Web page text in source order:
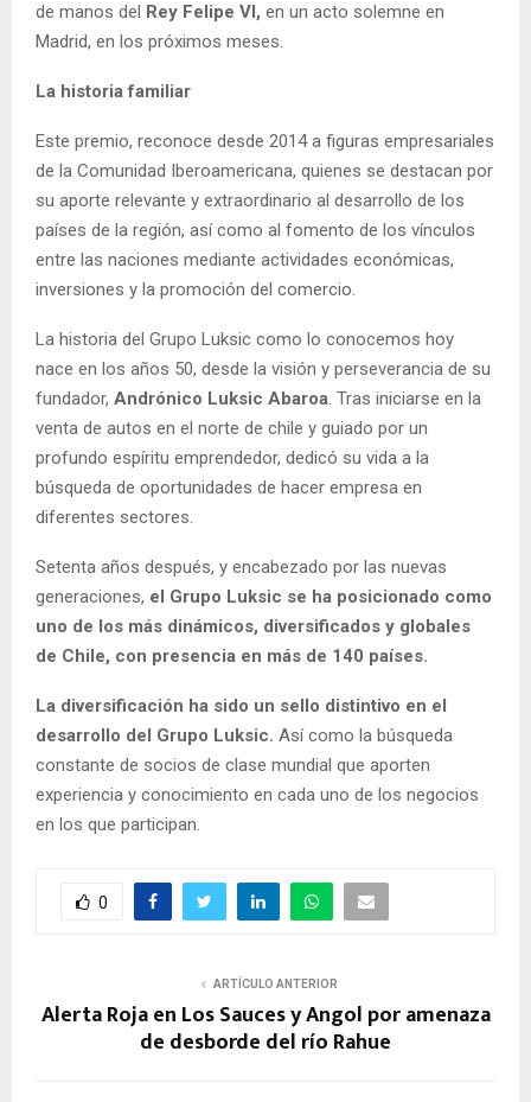
de manos del Rey Felipe VI, en un acto solemne en
Madrid, en los próximos meses.
La historia familiar
Este premio, reconoce desde 2014 a figuras empresariales
de la Comunidad Iberoamericana, quienes se destacan por
su aporte relevante y extraordinario al desarrollo de los
países de la región, así como al fomento de los vínculos
entre las naciones mediante actividades económicas,
inversiones y la promoción del comercio.
La historia del Grupo Luksic como lo conocemos hoy
nace en los años 50, desde la visión y perseverancia de su
fundador, Andrónico Luksic Abaroa. Tras iniciarse en la
venta de autos en el norte de chile y guiado por un
profundo espíritu emprendedor, dedicó su vida a la
búsqueda de oportunidades de hacer empresa en
diferentes sectores.
Setenta años después, y encabezado por las nuevas
generaciones, el Grupo Luksic se ha posicionado como
uno de los más dinámicos, diversificados y globales
de Chile, con presencia en más de 140 países.
La diversificación ha sido un sello distintivo en el
desarrollo del Grupo Luksic. Así como la búsqueda
constante de socios de clase mundial que aporten
experiencia y conocimiento en cada uno de los negocios
en los que participan.
0
ARTÍCULO ANTERIOR
Alerta Roja en Los Sauces y Angol por amenaza
de desborde del río Rahue